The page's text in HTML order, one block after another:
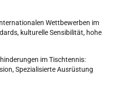
Wettbewerben im
kulturelle Sensibilität, hohe
im Tischtennis:
Spezialisierte Ausrüstung